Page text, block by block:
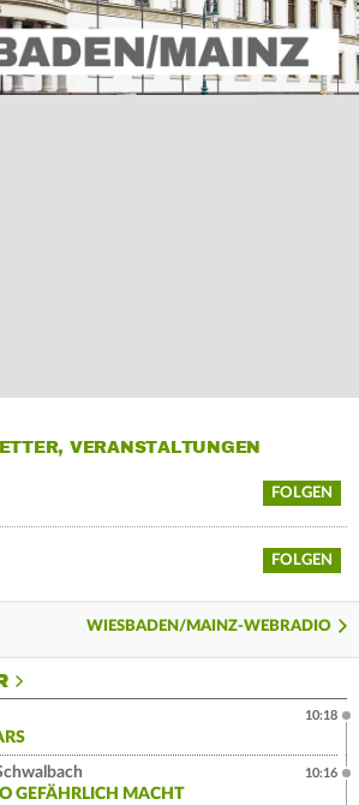
VERANSTALTUNGEN
FOLGEN
FOLGEN
WIESBADEN/MAINZ-WEBRADIO
10:18
GEFÄHRLICH MACHT
10:16